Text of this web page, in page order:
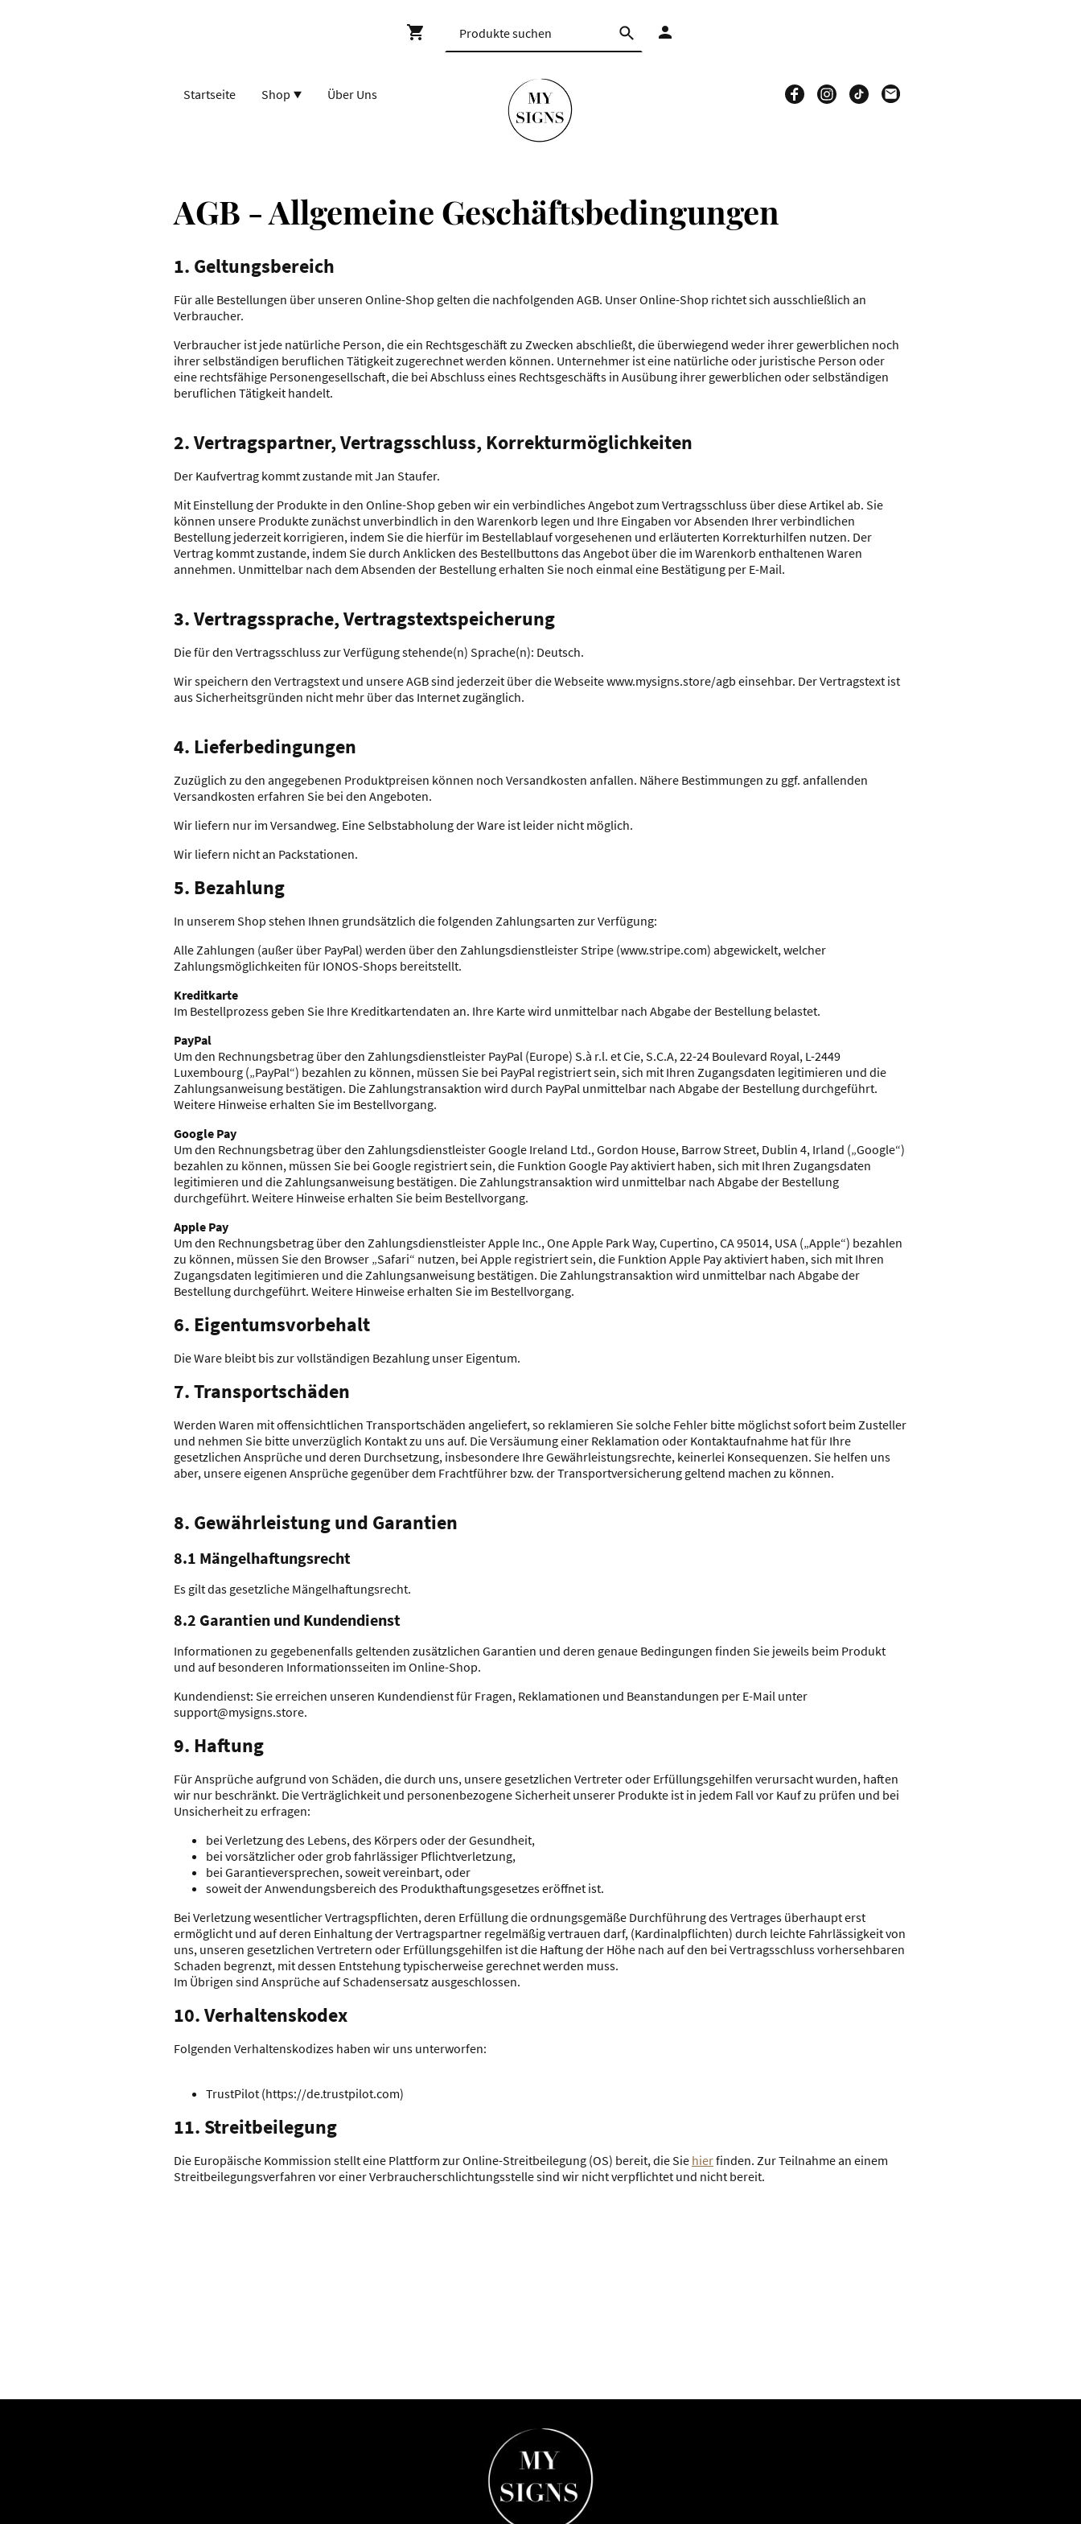
Startseite Shop Über Uns
AGB - Allgemeine Geschäftsbedingungen
1. Geltungsbereich
Für alle Bestellungen über unseren Online-Shop gelten die nachfolgenden AGB. Unser Online-Shop richtet sich ausschließlich an
Verbraucher.
Verbraucher ist jede natürliche Person, die ein Rechtsgeschäft zu Zwecken abschließt, die überwiegend weder ihrer gewerblichen noch
ihrer selbständigen beruflichen Tätigkeit zugerechnet werden können. Unternehmer ist eine natürliche oder juristische Person oder
eine rechtsfähige Personengesellschaft, die bei Abschluss eines Rechtsgeschäfts in Ausübung ihrer gewerblichen oder selbständigen
beruflichen Tätigkeit handelt.
2. Vertragspartner, Vertragsschluss, Korrekturmöglichkeiten
Der Kaufvertrag kommt zustande mit Jan Staufer.
Mit Einstellung der Produkte in den Online-Shop geben wir ein verbindliches Angebot zum Vertragsschluss über diese Artikel ab. Sie
können unsere Produkte zunächst unverbindlich in den Warenkorb legen und Ihre Eingaben vor Absenden Ihrer verbindlichen
Bestellung jederzeit korrigieren, indem Sie die hierfür im Bestellablauf vorgesehenen und erläuterten Korrekturhilfen nutzen. Der
Vertrag kommt zustande, indem Sie durch Anklicken des Bestellbuttons das Angebot über die im Warenkorb enthaltenen Waren
annehmen. Unmittelbar nach dem Absenden der Bestellung erhalten Sie noch einmal eine Bestätigung per E-Mail.
3. Vertragssprache, Vertragstextspeicherung
Die für den Vertragsschluss zur Verfügung stehende(n) Sprache(n): Deutsch.
Wir speichern den Vertragstext und unsere AGB sind jederzeit über die Webseite www.mysigns.store/agb einsehbar. Der Vertragstext ist
aus Sicherheitsgründen nicht mehr über das Internet zugänglich.
4. Lieferbedingungen
Zuzüglich zu den angegebenen Produktpreisen können noch Versandkosten anfallen. Nähere Bestimmungen zu ggf. anfallenden
Versandkosten erfahren Sie bei den Angeboten.
Wir liefern nur im Versandweg. Eine Selbstabholung der Ware ist leider nicht möglich.
Wir liefern nicht an Packstationen.
5. Bezahlung
In unserem Shop stehen Ihnen grundsätzlich die folgenden Zahlungsarten zur Verfügung:
Alle Zahlungen (außer über PayPal) werden über den Zahlungsdienstleister Stripe (www.stripe.com) abgewickelt, welcher
Zahlungsmöglichkeiten für IONOS-Shops bereitstellt.
Kreditkarte
Im Bestellprozess geben Sie Ihre Kreditkartendaten an. Ihre Karte wird unmittelbar nach Abgabe der Bestellung belastet.
PayPal
Um den Rechnungsbetrag über den Zahlungsdienstleister PayPal (Europe) S.à r.l. et Cie, S.C.A, 22-24 Boulevard Royal, L-2449
Luxembourg („PayPal“) bezahlen zu können, müssen Sie bei PayPal registriert sein, sich mit Ihren Zugangsdaten legitimieren und die
Zahlungsanweisung bestätigen. Die Zahlungstransaktion wird durch PayPal unmittelbar nach Abgabe der Bestellung durchgeführt.
Weitere Hinweise erhalten Sie im Bestellvorgang.
Google Pay
Um den Rechnungsbetrag über den Zahlungsdienstleister Google Ireland Ltd., Gordon House, Barrow Street, Dublin 4, Irland („Google“)
bezahlen zu können, müssen Sie bei Google registriert sein, die Funktion Google Pay aktiviert haben, sich mit Ihren Zugangsdaten
legitimieren und die Zahlungsanweisung bestätigen. Die Zahlungstransaktion wird unmittelbar nach Abgabe der Bestellung
durchgeführt. Weitere Hinweise erhalten Sie beim Bestellvorgang.
Apple Pay
Um den Rechnungsbetrag über den Zahlungsdienstleister Apple Inc., One Apple Park Way, Cupertino, CA 95014, USA („Apple“) bezahlen
zu können, müssen Sie den Browser „Safari“ nutzen, bei Apple registriert sein, die Funktion Apple Pay aktiviert haben, sich mit Ihren
Zugangsdaten legitimieren und die Zahlungsanweisung bestätigen. Die Zahlungstransaktion wird unmittelbar nach Abgabe der
Bestellung durchgeführt. Weitere Hinweise erhalten Sie im Bestellvorgang.
6. Eigentumsvorbehalt​​​​​​​
Die Ware bleibt bis zur vollständigen Bezahlung unser Eigentum.
7. Transportschäden​​​​​​​
Werden Waren mit offensichtlichen Transportschäden angeliefert, so reklamieren Sie solche Fehler bitte möglichst sofort beim Zusteller
und nehmen Sie bitte unverzüglich Kontakt zu uns auf. Die Versäumung einer Reklamation oder Kontaktaufnahme hat für Ihre
gesetzlichen Ansprüche und deren Durchsetzung, insbesondere Ihre Gewährleistungsrechte, keinerlei Konsequenzen. Sie helfen uns
aber, unsere eigenen Ansprüche gegenüber dem Frachtführer bzw. der Transportversicherung geltend machen zu können.
8. Gewährleistung und Garantien
8.1 Mängelhaftungsrecht
Es gilt das gesetzliche Mängelhaftungsrecht.
8.2 Garantien und Kundendienst
Informationen zu gegebenenfalls geltenden zusätzlichen Garantien und deren genaue Bedingungen finden Sie jeweils beim Produkt
und auf besonderen Informationsseiten im Online-Shop.
Kundendienst: Sie erreichen unseren Kundendienst für Fragen, Reklamationen und Beanstandungen per E-Mail unter
support@mysigns.store.
9. Haftung​​​​​​​
Für Ansprüche aufgrund von Schäden, die durch uns, unsere gesetzlichen Vertreter oder Erfüllungsgehilfen verursacht wurden, haften
wir nur beschränkt. Die Verträglichkeit und personenbezogene Sicherheit unserer Produkte ist in jedem Fall vor Kauf zu prüfen und bei
Unsicherheit zu erfragen:
bei Verletzung des Lebens, des Körpers oder der Gesundheit,
bei vorsätzlicher oder grob fahrlässiger Pflichtverletzung,
bei Garantieversprechen, soweit vereinbart, oder
soweit der Anwendungsbereich des Produkthaftungsgesetzes eröffnet ist.
Bei Verletzung wesentlicher Vertragspflichten, deren Erfüllung die ordnungsgemäße Durchführung des Vertrages überhaupt erst
ermöglicht und auf deren Einhaltung der Vertragspartner regelmäßig vertrauen darf, (Kardinalpflichten) durch leichte Fahrlässigkeit von
uns, unseren gesetzlichen Vertretern oder Erfüllungsgehilfen ist die Haftung der Höhe nach auf den bei Vertragsschluss vorhersehbaren
Schaden begrenzt, mit dessen Entstehung typischerweise gerechnet werden muss.
Im Übrigen sind Ansprüche auf Schadensersatz ausgeschlossen.
10. Verhaltenskodex​​​​​​​
Folgenden Verhaltenskodizes haben wir uns unterworfen:
TrustPilot (https://de.trustpilot.com)
11. Streitbeilegung​​​​​​​
Die Europäische Kommission stellt eine Plattform zur Online-Streitbeilegung (OS) bereit, die Sie hierfinden. Zur Teilnahme an einem
Streitbeilegungsverfahren vor einer Verbraucherschlichtungsstelle sind wir nicht verpflichtet und nicht bereit.